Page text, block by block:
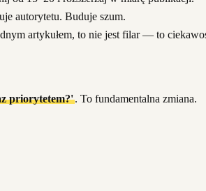
autorytetu. Buduje szum.
artykułem, to nie jest filar — to
priorytetem?'. To fundamentalna zmiana.